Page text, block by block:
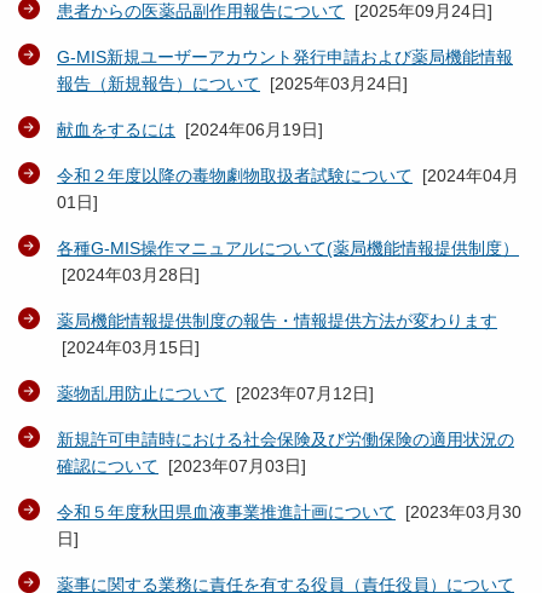
患者からの医薬品副作用報告について [2025年09月24日]
G-MIS新規ユーザーアカウント発行申請および薬局機能情報
報告（新規報告）について [2025年03月24日]
献血をするには [2024年06月19日]
令和２年度以降の毒物劇物取扱者試験について [2024年04月
01日]
各種G-MIS操作マニュアルについて(薬局機能情報提供制度）
[2024年03月28日]
薬局機能情報提供制度の報告・情報提供方法が変わります
[2024年03月15日]
薬物乱用防止について [2023年07月12日]
新規許可申請時における社会保険及び労働保険の適用状況の
確認について [2023年07月03日]
令和５年度秋田県血液事業推進計画について [2023年03月30
日]
薬事に関する業務に責任を有する役員（責任役員）について